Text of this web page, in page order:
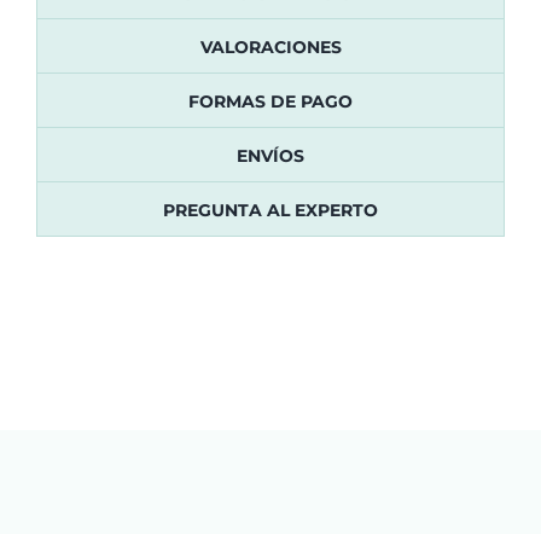
VALORACIONES
FORMAS DE PAGO
ENVÍOS
PREGUNTA AL EXPERTO